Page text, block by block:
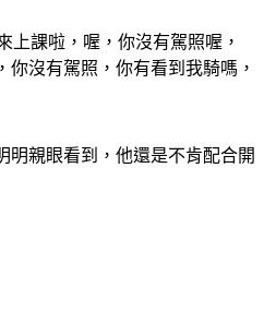
上課啦，喔，你沒有駕照喔，
你沒有駕照，你有看到我騎嗎，
明親眼看到，他還是不肯配合開